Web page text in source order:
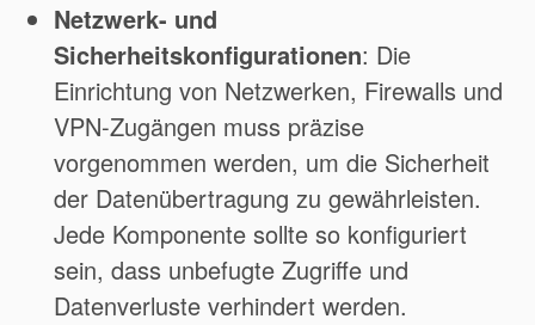
Netzwerk- und
Sicherheitskonfigurationen: Die
Einrichtung von Netzwerken, Firewalls und
VPN-Zugängen muss präzise
vorgenommen werden, um die Sicherheit
der Datenübertragung zu gewährleisten.
Jede Komponente sollte so konfiguriert
sein, dass unbefugte Zugriffe und
Datenverluste verhindert werden.